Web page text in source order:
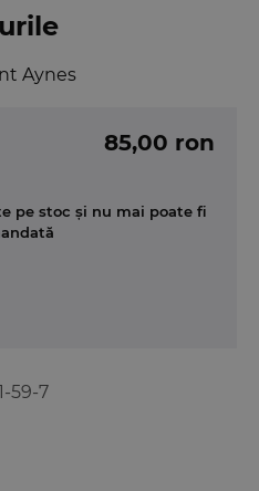
Aynes
59-7
85,00 ron
pe stoc și nu mai poate fi